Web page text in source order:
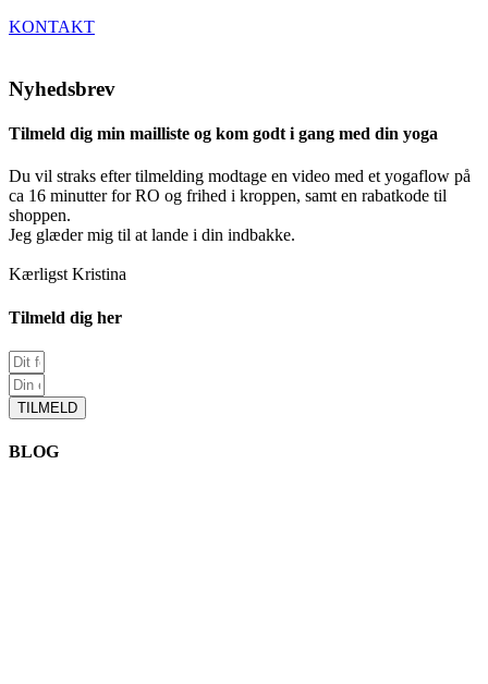
KONTAKT
Nyhedsbrev
Tilmeld dig min mailliste og kom godt i gang med din yoga
Du vil straks efter tilmelding modtage en video med et yogaflow på
ca 16 minutter for RO og frihed i kroppen, samt en rabatkode til
shoppen.
Jeg glæder mig til at lande i din indbakke.
Kærligst Kristina
Tilmeld dig her
TILMELD
BLOG